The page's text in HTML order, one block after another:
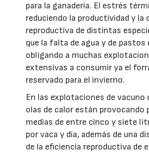
para la ganadería. El estrés
reduciendo la productividad y la
reproductiva de distintas
que la falta de agua y de pastos
obligando a muchas
extensivas a consumir ya el
reservado para el invierno.
En las explotaciones de vacuno
olas de calor están provocando
medias de entre cinco y siete
por vaca y día, además de una
de la eficiencia reproductiva de